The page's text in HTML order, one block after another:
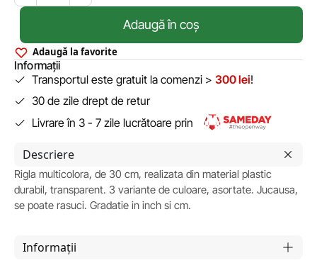
Adaugă în coș
Adaugă la favorite
Informații
Transportul este gratuit la comenzi > 300 lei!
30 de zile drept de retur
Livrare în 3 - 7 zile lucrătoare prin
Descriere
Rigla multicolora, de 30 cm, realizata din material plastic
durabil, transparent. 3 variante de culoare, asortate. Jucausa,
se poate rasuci. Gradatie in inch si cm.
Informații